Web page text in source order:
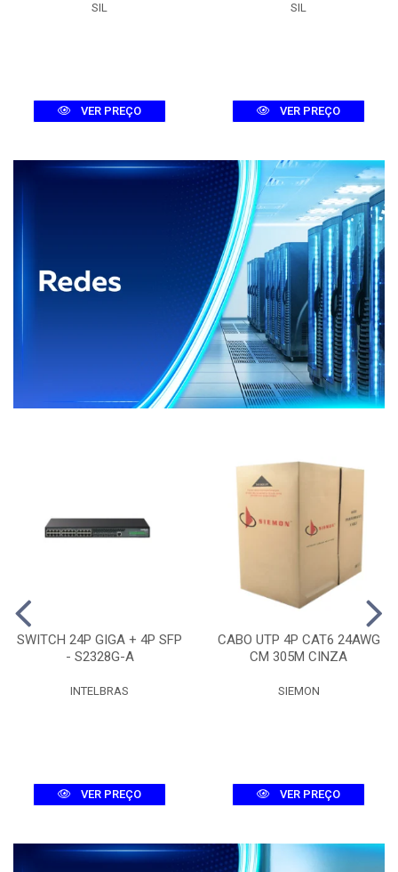
SIL
VER PREÇO
SIL
VER PREÇO
SWITCH 24P GIGA + 4P SFP
- S2328G-A
INTELBRAS
VER PREÇO
CABO UTP 4P CAT6 24AWG
CM 305M CINZA
SIEMON
VER PREÇO